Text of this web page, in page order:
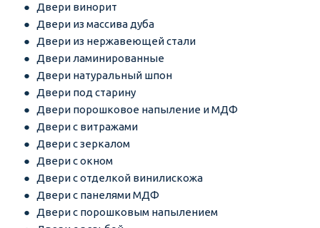
Двери винорит
Двери из массива дуба
Двери из нержавеющей стали
Двери ламинированные
Двери натуральный шпон
Двери под старину
Двери порошковое напыление и МДФ
Двери с витражами
Двери с зеркалом
Двери с окном
Двери с отделкой винилискожа
Двери с панелями МДФ
Двери с порошковым напылением